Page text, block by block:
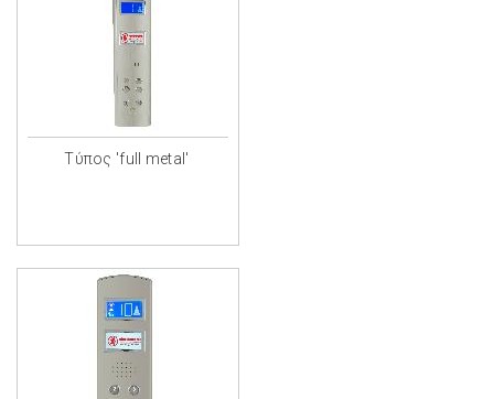
Τύπος 'full metal'